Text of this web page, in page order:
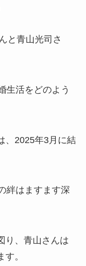
と青山光司さ
生活をどのよう
、2025年3月に結
絆はますます深
り、青山さんは
。